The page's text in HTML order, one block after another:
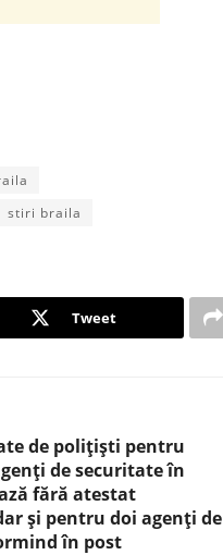
stiri braila
Tweet
de polițiști pentru
de securitate în
fără atestat
și pentru doi agenți de
în post